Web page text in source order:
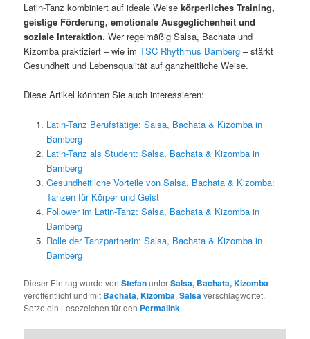
Latin-Tanz kombiniert auf ideale Weisekörperliches Training,
geistige Förderung, emotionale Ausgeglichenheit und
soziale Interaktion. Wer regelmäßig Salsa, Bachata und
Kizomba praktiziert – wie imTSC Rhythmus Bamberg – stärkt
Gesundheit und Lebensqualität auf ganzheitliche Weise.
Diese Artikel könnten Sie auch interessieren:
Latin-Tanz Berufstätige: Salsa, Bachata & Kizomba in
Bamberg
Latin-Tanz als Student: Salsa, Bachata & Kizomba in
Bamberg
Gesundheitliche Vorteile von Salsa, Bachata & Kizomba:
Tanzen für Körper und Geist
Follower im Latin-Tanz: Salsa, Bachata & Kizomba in
Bamberg
Rolle der Tanzpartnerin: Salsa, Bachata & Kizomba in
Bamberg
Dieser Eintrag wurde vonStefanunterSalsa, Bachata, Kizomba
veröffentlicht und mit Bachata,Kizomba,Salsaverschlagwortet.
Setze ein Lesezeichen für den Permalink.